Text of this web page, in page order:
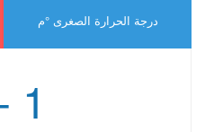
درجة الحرارة الصغرى °ﻡ
1 - 4